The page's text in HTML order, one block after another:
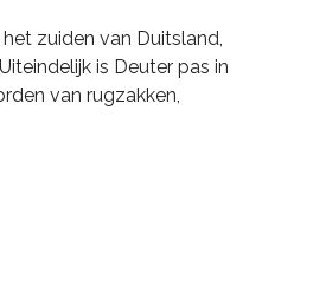
zuiden van Duitsland,
is Deuter pas in
van rugzakken,